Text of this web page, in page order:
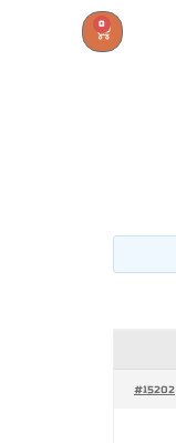
0
#15202